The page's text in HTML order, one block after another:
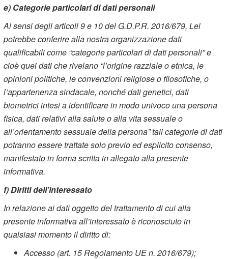
e) Categorie particolari di dati personali
Ai sensi degli articoli 9 e 10 del G.D.P.R. 2016/679, Lei
potrebbe conferire alla nostra organizzazione dati
qualificabili come “categorie particolari di dati personali” e
cioè quei dati che rivelano “l’origine razziale o etnica, le
opinioni politiche, le convenzioni religiose o filosofiche, o
l’appartenenza sindacale, nonché dati genetici, dati
biometrici intesi a identificare in modo univoco una persona
fisica, dati relativi alla salute o alla vita sessuale o
all’orientamento sessuale della persona” tali categorie di dati
potranno essere trattate solo previo ed esplicito consenso,
manifestato in forma scritta in allegato alla presente
informativa.
f) Diritti dell’interessato
In relazione ai dati oggetto del trattamento di cui alla
presente informativa all’interessato è riconosciuto in
qualsiasi momento il diritto di:
Accesso (art. 15 Regolamento UE n. 2016/679);